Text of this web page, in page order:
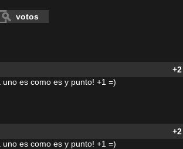
votos
es como es y punto! +1 =)
es como es y punto! +1 =)